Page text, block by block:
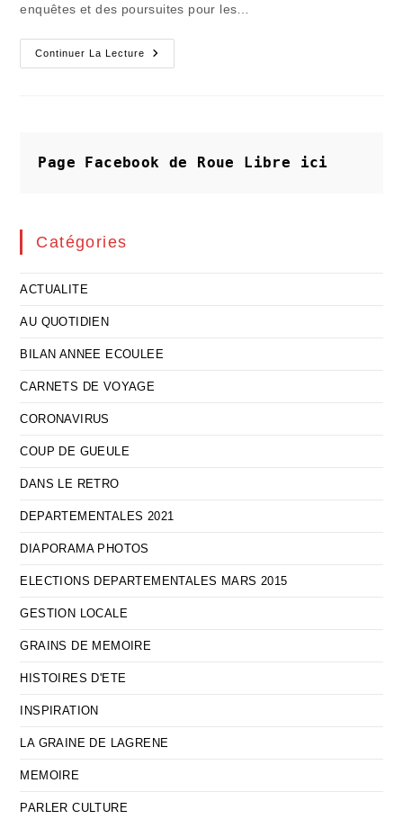
enquêtes et des poursuites pour les…
Continuer La Lecture
Une
Justice
À
Sa
Page Facebook de Roue Libre ici
Catégories
ACTUALITE
AU QUOTIDIEN
BILAN ANNEE ECOULEE
CARNETS DE VOYAGE
CORONAVIRUS
COUP DE GUEULE
DANS LE RETRO
DEPARTEMENTALES 2021
DIAPORAMA PHOTOS
ELECTIONS DEPARTEMENTALES MARS 2015
GESTION LOCALE
GRAINS DE MEMOIRE
HISTOIRES D'ETE
INSPIRATION
LA GRAINE DE LAGRENE
MEMOIRE
PARLER CULTURE